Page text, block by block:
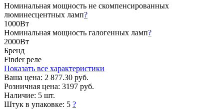
Номинальная мощность не скомпенсированных
люминесцентных ламп?
1000Вт
Номинальная мощность галогенных ламп?
2000Вт
Бренд
Finder реле
Показать все характеристики
Ваша цена: 2 877.30 руб.
Розничная цена: 3197 руб.
Наличие: 5 шт.
Штук в упаковке: 5 ?